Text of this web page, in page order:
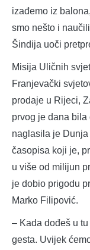
izađemo iz
smo nešto i
Šindija uoči
Misija Uličnih
Franjevački
prodaje u Rijeci,
prvog je dana bila
naglasila je
časopisa koji je,
u više od milijun
je dobio prigodu
Marko Filipović.
– Kada dođeš u
gesta. Uvijek